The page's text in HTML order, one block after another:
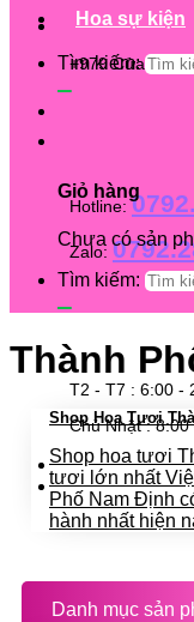
+979 Cửa hàng
Hotline:
Zalo:
T2 - T7 : 6:00 -
Chủ Nhật : 8:00
Hoa sự kiện
Tìm kiếm:
Giỏ hàng
Chưa có sản
Tìm kiếm:
Thành
Shop Hoa Tươi
Shop hoa tươi
tươi lớn nhất
Phố Nam Định
hành nhất hiện
Danh mục sản